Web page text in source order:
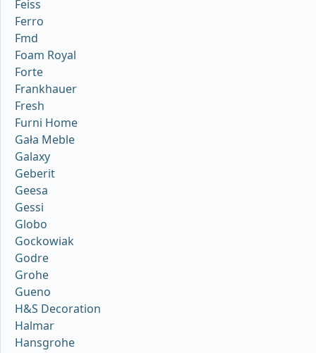
Feiss
Ferro
Fmd
Foam Royal
Forte
Frankhauer
Fresh
Furni Home
Gała Meble
Galaxy
Geberit
Geesa
Gessi
Globo
Gockowiak
Godre
Grohe
Gueno
H&S Decoration
Halmar
Hansgrohe